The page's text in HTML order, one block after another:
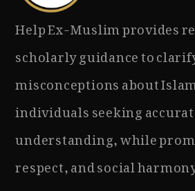
Help Ex-Muslim provides
scholarly guidance to
misconceptions about
individuals seeking
understanding, while
respect, and social